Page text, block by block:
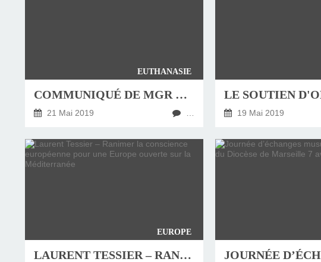
EUTHANASIE
COMMUNIQUÉ DE MGR MICHEL AUPETIT À PROPOS DE LA SITUATION DE M. VINCENT LAMBERT
21 Mai 2019 19 Mai 2019
EUROPE
LAURENT TESSIER – RANIMER LA CONSCIENCE EUROPÉENNE POUR UNE EUROPE OUVERTE SUR LA MÉDITERRANÉE